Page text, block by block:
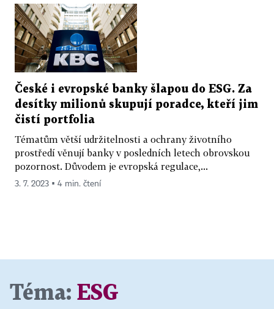
České i evropské banky šlapou do ESG. Za
desítky milionů skupují poradce, kteří jim
čistí portfolia
Tématům větší udržitelnosti a ochrany životního
prostředí věnují banky v posledních letech obrovskou
pozornost. Důvodem je evropská regulace,...
3. 7. 2023 ▪ 4 min. čtení
Téma: ESG